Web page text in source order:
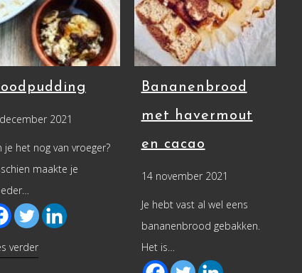
2021
je het nog van vroeger?
maakte je
verderabout Broodpudding
Bananenbrood
met havermout
en cacao
14 november 2021
Je hebt vast al wel eens
bananenbrood gebakken.
Het is…